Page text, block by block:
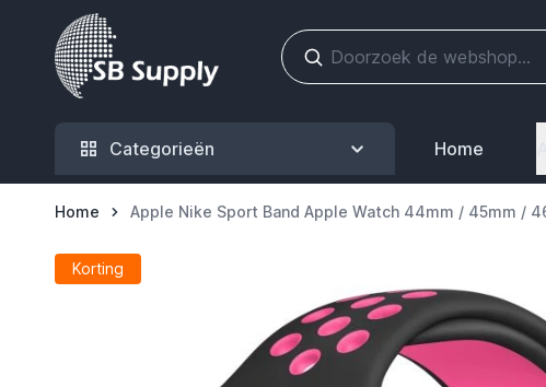
Ga naar de inhoud
Categorieën Home
Home Apple Nike Sport Band Apple Watch 44mm / 45mm /
Korting